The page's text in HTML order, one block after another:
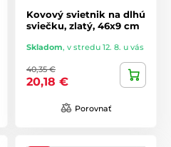
Kovový svietnik na dlhú
sviečku, zlatý, 46x9 cm
Skladom, v stredu 12. 8. u vás
40,35 €
20,18 €
Porovnať